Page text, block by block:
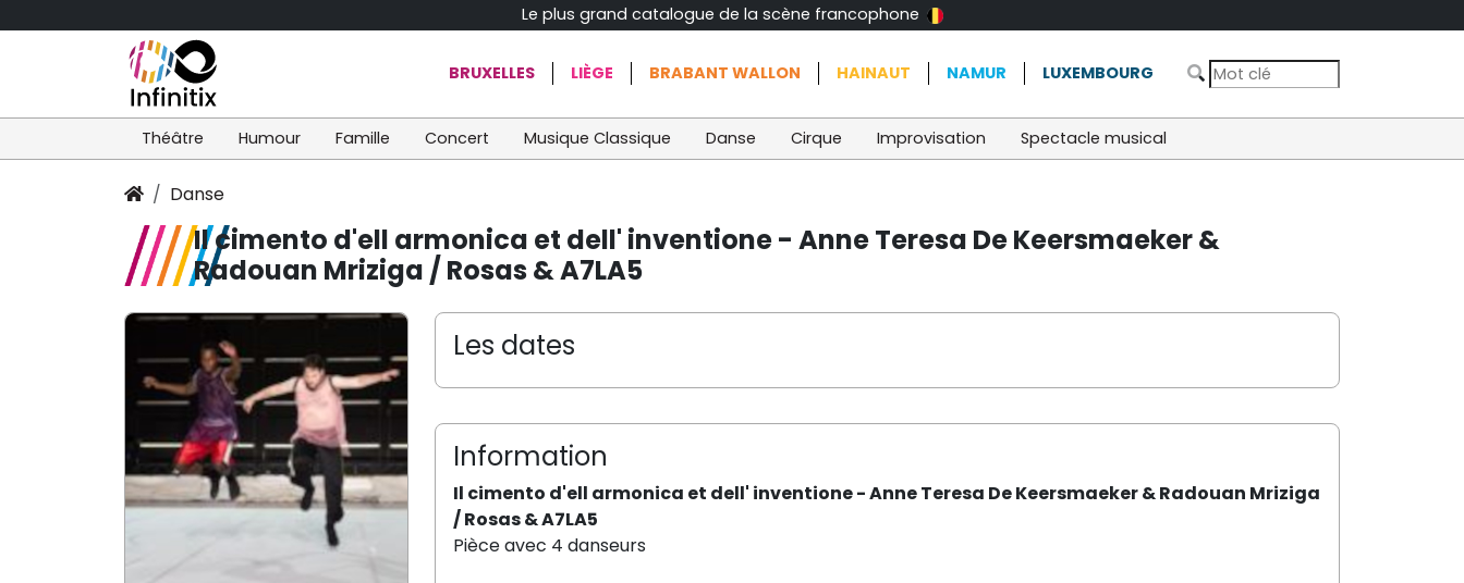
Le plus grand catalogue de la scène francophone
BRUXELLES LIÈGE BRABANT WALLON HAINAUT NAMUR LUXEMBOURG
Théâtre Humour Famille Concert Musique Classique Danse Cirque Improvisation Spectacle musical
Danse
Il cimento d'ell armonica et dell' inventione - Anne Teresa De Keersmaeker &
Radouan Mriziga / Rosas & A7LA5
Les dates
Information
Il cimento d'ell armonica et dell' inventione - Anne Teresa De Keersmaeker & Radouan Mriziga
/ Rosas & A7LA5
Pièce avec 4 danseurs